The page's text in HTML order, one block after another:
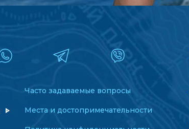
Часто задаваемые вопросы
Места и достопримечательности